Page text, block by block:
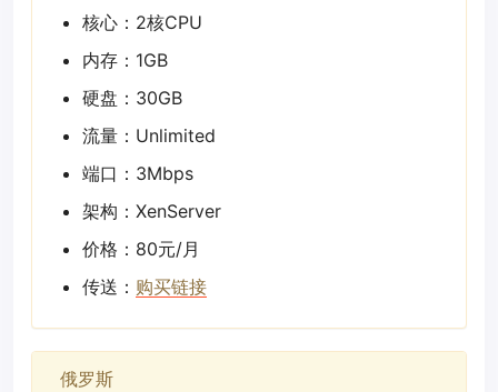
核心：2核CPU
内存：1GB
硬盘：30GB
流量：Unlimited
端口：3Mbps
架构：XenServer
价格：80元/月
传送： 购买链接
俄罗斯